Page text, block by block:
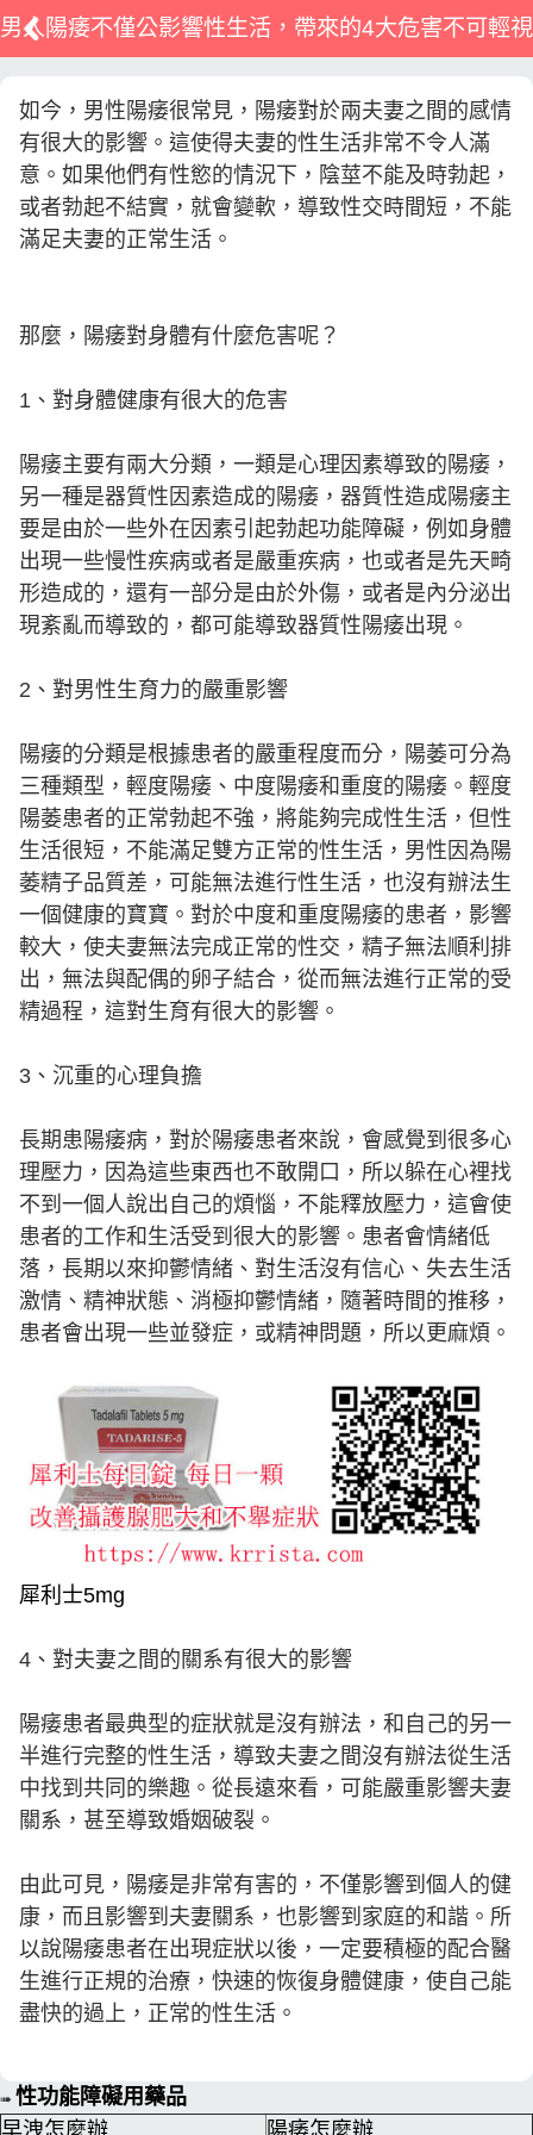
男人陽痿不僅公影響性生活，帶來的4大危害不可輕視
如今，男性陽痿很常見，陽痿對於兩夫妻之間的感情
有很大的影響。這使得夫妻的性生活非常不令人滿
意。如果他們有性慾的情況下，陰莖不能及時勃起，
或者勃起不結實，就會變軟，導致性交時間短，不能
滿足夫妻的正常生活。
那麼，陽痿對身體有什麼危害呢？
1、對身體健康有很大的危害
陽痿主要有兩大分類，一類是心理因素導致的陽痿，
另一種是器質性因素造成的陽痿，器質性造成陽痿主
要是由於一些外在因素引起勃起功能障礙，例如身體
出現一些慢性疾病或者是嚴重疾病，也或者是先天畸
形造成的，還有一部分是由於外傷，或者是內分泌出
現紊亂而導致的，都可能導致器質性陽痿出現。
2、對男性生育力的嚴重影響
陽痿的分類是根據患者的嚴重程度而分，陽萎可分為
三種類型，輕度陽痿、中度陽痿和重度的陽痿。輕度
陽萎患者的正常勃起不強，將能夠完成性生活，但性
生活很短，不能滿足雙方正常的性生活，男性因為陽
萎精子品質差，可能無法進行性生活，也沒有辦法生
一個健康的寶寶。對於中度和重度陽痿的患者，影響
較大，使夫妻無法完成正常的性交，精子無法順利排
出，無法與配偶的卵子結合，從而無法進行正常的受
精過程，這對生育有很大的影響。
3、沉重的心理負擔
長期患陽痿病，對於陽痿患者來說，會感覺到很多心
理壓力，因為這些東西也不敢開口，所以躲在心裡找
不到一個人說出自己的煩惱，不能釋放壓力，這會使
患者的工作和生活受到很大的影響。患者會情緒低
落，長期以來抑鬱情緒、對生活沒有信心、失去生活
激情、精神狀態、消極抑鬱情緒，隨著時間的推移，
患者會出現一些並發症，或精神問題，所以更麻煩。
犀利士5mg
4、對夫妻之間的關系有很大的影響
陽痿患者最典型的症狀就是沒有辦法，和自己的另一
半進行完整的性生活，導致夫妻之間沒有辦法從生活
中找到共同的樂趣。從長遠來看，可能嚴重影響夫妻
關系，甚至導致婚姻破裂。
由此可見，陽痿是非常有害的，不僅影響到個人的健
康，而且影響到夫妻關系，也影響到家庭的和諧。所
以說陽痿患者在出現症狀以後，一定要積極的配合醫
生進行正規的治療，快速的恢復身體健康，使自己能
盡快的過上，正常的性生活。
➠ 性功能障礙用藥品